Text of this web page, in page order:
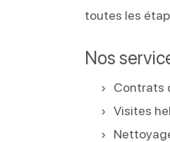
toutes les
Nos
Contrats
Visites